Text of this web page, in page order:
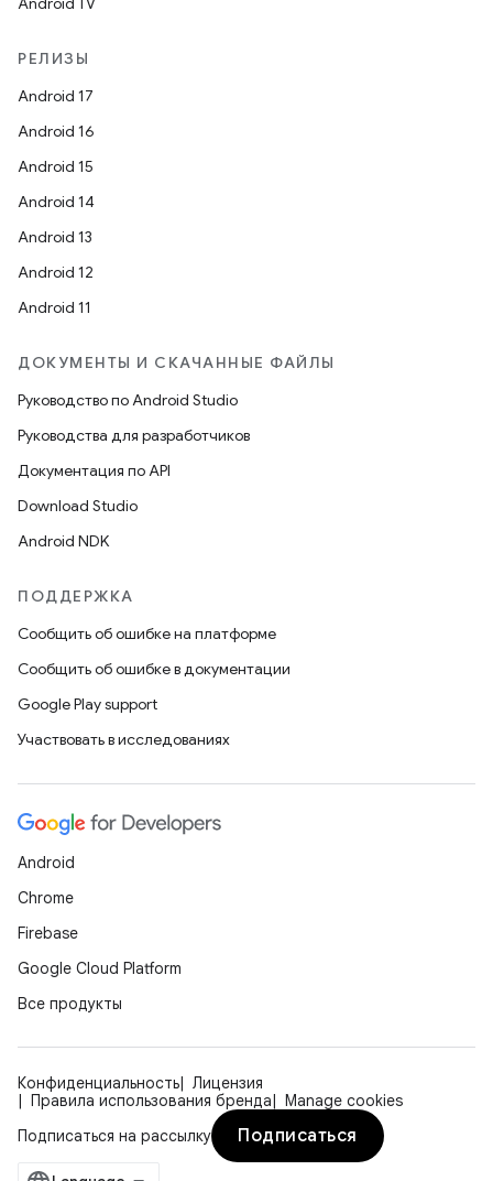
РЕЛИЗЫ
Android 17
Android 16
Android 15
Android 14
Android 13
Android 12
Android 11
ДОКУМЕНТЫ И СКАЧАННЫЕ ФАЙЛЫ
Руководство по Android Studio
Руководства для разработчиков
Документация по API
Download Studio
Android NDK
ПОДДЕРЖКА
Сообщить об ошибке на платформе
Сообщить об ошибке в документации
Google Play support
Участвовать в исследованиях
Android
Chrome
Firebase
Google Cloud Platform
Все продукты
Конфиденциальность
Лицензия
Правила использования бренда
Manage cookies
Подписаться на рассылку
Подписаться